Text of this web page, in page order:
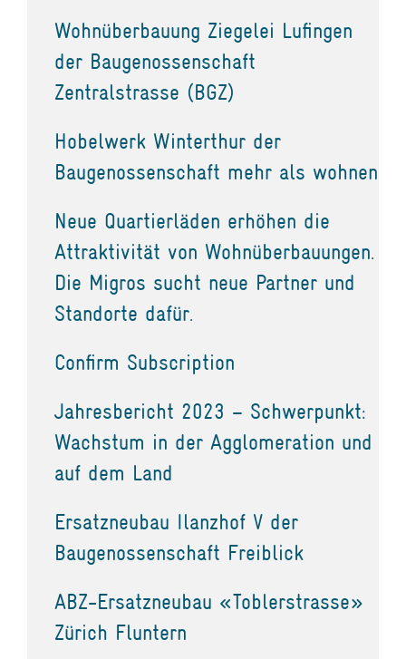
Wohnüberbauung Ziegelei Lufingen
der Baugenossenschaft
Zentralstrasse (BGZ)
Hobelwerk Winterthur der
Baugenossenschaft mehr als wohnen
Neue Quartierläden erhöhen die
Attraktivität von Wohnüberbauungen.
Die Migros sucht neue Partner und
Standorte dafür.
Confirm Subscription
Jahresbericht 2023 – Schwerpunkt:
Wachstum in der Agglomeration und
auf dem Land
Ersatzneubau Ilanzhof V der
Baugenossenschaft Freiblick
ABZ-Ersatzneubau «Toblerstrasse»
Zürich Fluntern